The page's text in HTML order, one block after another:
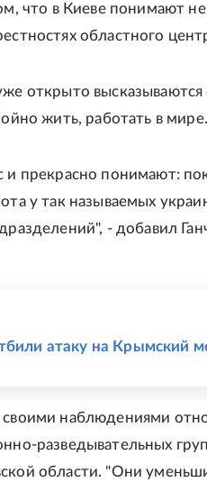
что в Киеве понимают
областного
открыто
жить, работать в мире.
прекрасно понимают:
у так называемых
- добавил
атаку на Крымский
наблюдениями
разведывательных
области. "Они